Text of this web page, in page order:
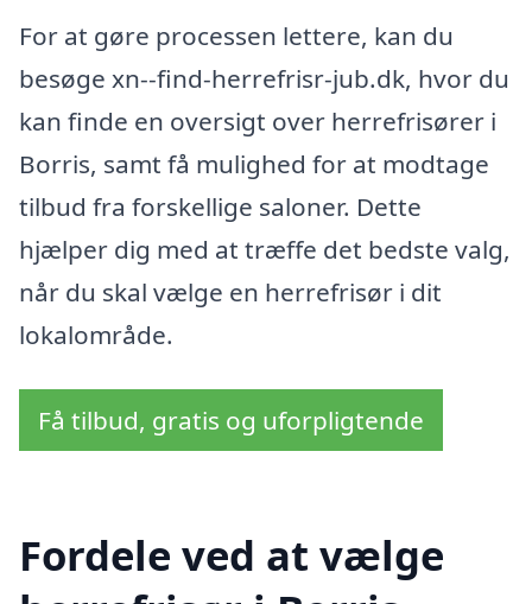
For at gøre processen lettere, kan du
besøge xn--find-herrefrisr-jub.dk, hvor du
kan finde en oversigt over herrefrisører i
Borris, samt få mulighed for at modtage
tilbud fra forskellige saloner. Dette
hjælper dig med at træffe det bedste valg,
når du skal vælge en herrefrisør i dit
lokalområde.
Få tilbud, gratis og uforpligtende
Fordele ved at vælge